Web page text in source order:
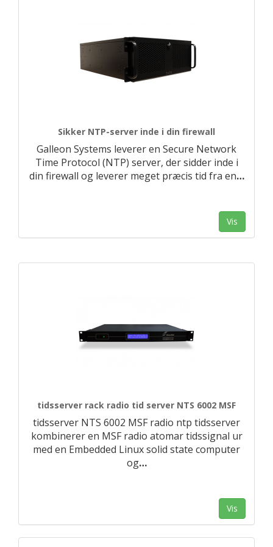
Sikker NTP-server inde i din firewall
Galleon Systems leverer en Secure Network
Time Protocol (NTP) server, der sidder inde i
din firewall og leverer meget præcis tid fra en…
Vis
tidsserver rack radio tid server NTS 6002 MSF
tidsserver NTS 6002 MSF radio ntp tidsserver
kombinerer en MSF radio atomar tidssignal ur
med en Embedded Linux solid state computer
og…
Vis